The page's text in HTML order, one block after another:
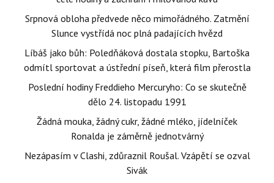
Srpnová obloha předvede něco mimořádného. Zatmění
Slunce vystřídá noc plná padajících hvězd
Líbáš jako bůh: Poledňáková dostala stopku, Bartoška
odmítl sportovat a ústřední píseň, která film přerostla
Poslední hodiny Freddieho Mercuryho: Co se skutečně
dělo 24. listopadu 1991
Žádná mouka, žádný cukr, žádné mléko, jídelníček
Ronalda je záměrně jednotvárný
Nezápasím v Clashi, zdůraznil Roušal. Vzápětí se ozval
Sivák